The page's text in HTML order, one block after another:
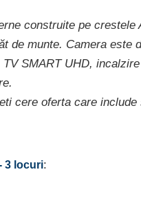
construite pe crestele
de munte. Camera este
SMART UHD,
cere oferta care
3 locuri: